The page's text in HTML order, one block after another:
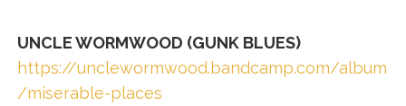
UNCLE WORMWOOD (GUNK BLUES)
https://unclewormwood.bandcamp.com/album
/miserable-places